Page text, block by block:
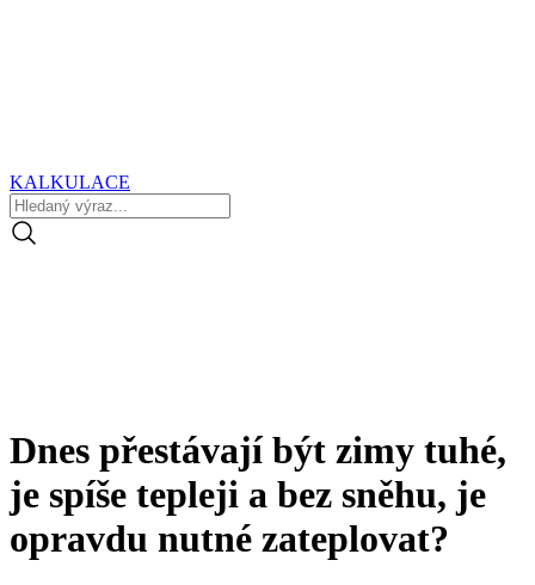
KALKULACE
Dnes přestávají být zimy tuhé,
je spíše tepleji a bez sněhu, je
opravdu nutné zateplovat?